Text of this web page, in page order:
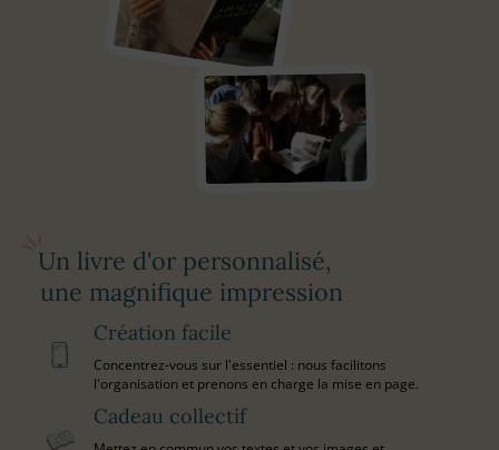
Un livre d'or personnalisé,
une magnifique impression
Création facile
Concentrez-vous sur l'essentiel : nous facilitons
l'organisation et prenons en charge la mise en page.
Cadeau collectif